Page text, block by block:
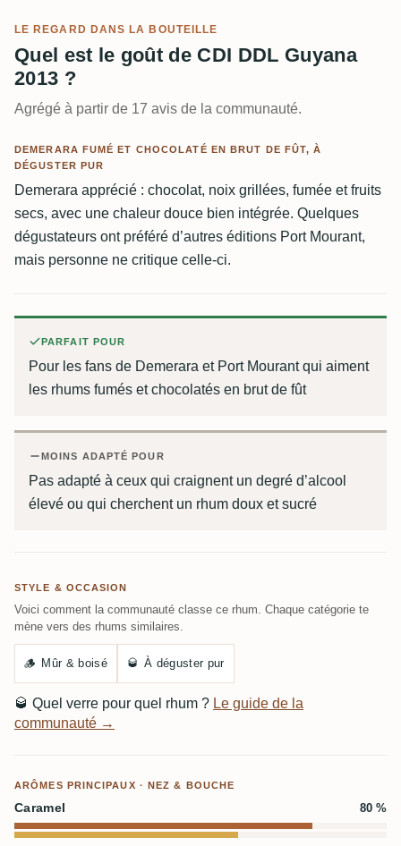
LE REGARD DANS LA BOUTEILLE
Quel est le goût de CDI DDL Guyana
2013 ?
Agrégé à partir de 17 avis de la communauté.
DEMERARA FUMÉ ET CHOCOLATÉ EN BRUT DE FÛT, À
DÉGUSTER PUR
Demerara apprécié : chocolat, noix grillées, fumée et fruits
secs, avec une chaleur douce bien intégrée. Quelques
dégustateurs ont préféré d’autres éditions Port Mourant,
mais personne ne critique celle-ci.
PARFAIT POUR
Pour les fans de Demerara et Port Mourant qui aiment
les rhums fumés et chocolatés en brut de fût
MOINS ADAPTÉ POUR
Pas adapté à ceux qui craignent un degré d’alcool
élevé ou qui cherchent un rhum doux et sucré
STYLE & OCCASION
Voici comment la communauté classe ce rhum. Chaque catégorie te
mène vers des rhums similaires.
🪵 Mûr & boisé 🥃 À déguster pur
🥃 Quel verre pour quel rhum ? Le guide de la
communauté →
ARÔMES PRINCIPAUX · NEZ & BOUCHE
Caramel 80 %